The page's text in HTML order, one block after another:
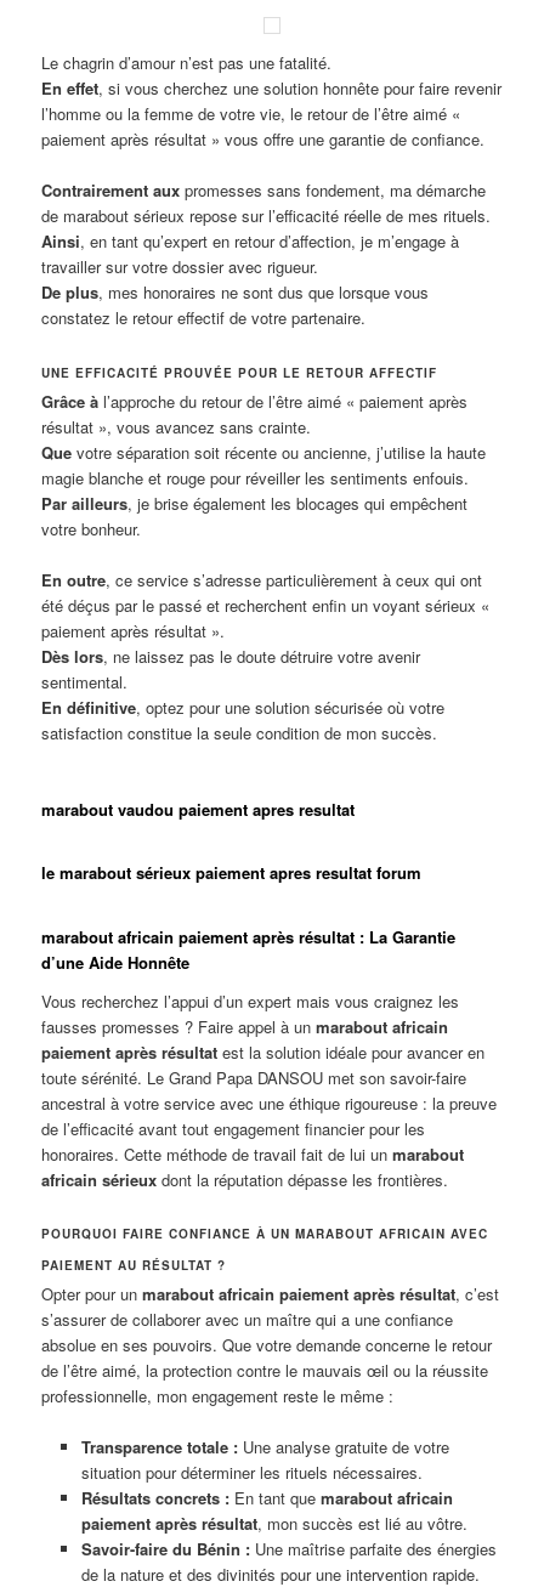
Le chagrin d’amour n’est pas une fatalité.
En effet, si vous cherchez une solution honnête pour faire revenir
l’homme ou la femme de votre vie, le retour de l’être aimé «
paiement après résultat » vous offre une garantie de confiance.
Contrairement aux promesses sans fondement, ma démarche
de marabout sérieux repose sur l’efficacité réelle de mes rituels.
Ainsi, en tant qu’expert en retour d’affection, je m’engage à
travailler sur votre dossier avec rigueur.
De plus, mes honoraires ne sont dus que lorsque vous
constatez le retour effectif de votre partenaire.
UNE EFFICACITÉ PROUVÉE POUR LE RETOUR AFFECTIF
Grâce à l’approche du retour de l’être aimé « paiement après
résultat », vous avancez sans crainte.
Que votre séparation soit récente ou ancienne, j’utilise la haute
magie blanche et rouge pour réveiller les sentiments enfouis.
Par ailleurs, je brise également les blocages qui empêchent
votre bonheur.
En outre, ce service s’adresse particulièrement à ceux qui ont
été déçus par le passé et recherchent enfin un voyant sérieux «
paiement après résultat ».
Dès lors, ne laissez pas le doute détruire votre avenir
sentimental.
En définitive, optez pour une solution sécurisée où votre
satisfaction constitue la seule condition de mon succès.
marabout vaudou paiement apres resultat
le marabout sérieux paiement apres resultat forum
marabout africain paiement après résultat : La Garantie
d’une Aide Honnête
Vous recherchez l’appui d’un expert mais vous craignez les
fausses promesses ? Faire appel à unmarabout africain
paiement après résultat est la solution idéale pour avancer en
toute sérénité. Le Grand Papa DANSOU met son savoir-faire
ancestral à votre service avec une éthique rigoureuse : la preuve
de l’efficacité avant tout engagement financier pour les
honoraires. Cette méthode de travail fait de lui unmarabout
africain sérieux dont la réputation dépasse les frontières.
POURQUOI FAIRE CONFIANCE À UN MARABOUT AFRICAIN AVEC
PAIEMENT AU RÉSULTAT ?
Opter pour unmarabout africain paiement après résultat, c’est
s’assurer de collaborer avec un maître qui a une confiance
absolue en ses pouvoirs. Que votre demande concerne le retour
de l’être aimé, la protection contre le mauvais œil ou la réussite
professionnelle, mon engagement reste le même :
Transparence totale :Une analyse gratuite de votre
situation pour déterminer les rituels nécessaires.
Résultats concrets :En tant que marabout africain
paiement après résultat, mon succès est lié au vôtre.
Savoir-faire du Bénin :Une maîtrise parfaite des énergies
de la nature et des divinités pour une intervention rapide.